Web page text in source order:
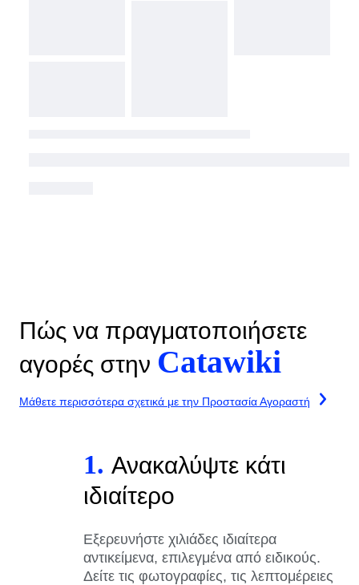
Πώς να πραγματοποιήσετε
αγορές στην Catawiki
Μάθετε περισσότερα σχετικά με την Προστασία Αγοραστή
1. Ανακαλύψτε κάτι
ιδιαίτερο
Εξερευνήστε χιλιάδες ιδιαίτερα
αντικείμενα, επιλεγμένα από ειδικούς.
Δείτε τις φωτογραφίες, τις λεπτομέρειες